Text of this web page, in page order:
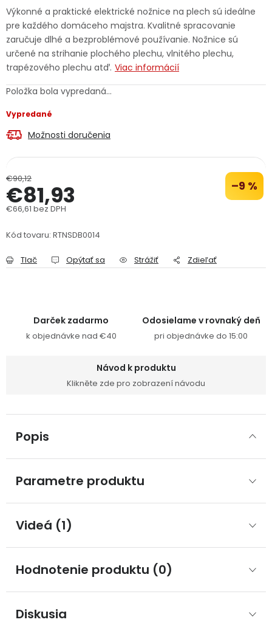
Doprava a platba Váš zákaznícky účet
Kontakty
PODPORA
Reklamačný formulár
Obchodné podmienky
Přihlášení
Výkonné a praktické elektrické nožnice na plech sú ideálne
pre každého domáceho majstra. Kvalitné spracovanie
zaručuje dlhé a bezproblémové používanie. Nožnice sú
určené na strihanie plochého plechu, vlnitého plechu,
trapézového plechu atď. Viac informácií
Položka bola vypredaná…
Vypredané
Možnosti doručenia
€90,12 –9 %
€81,93
€66,61 bez DPH
Kód tovaru: RTNSDB0014
Tlač Opýtať sa Strážiť Zdieľať
Darček zadarmo
k objednávke nad €40
Odosielame v rovnaký deň
pri objednávke do 15:00
Návod k produktu
Klikněte zde pro zobrazení návodu
Popis
Parametre produktu
Videá (1)
Hodnotenie produktu (0)
Diskusia